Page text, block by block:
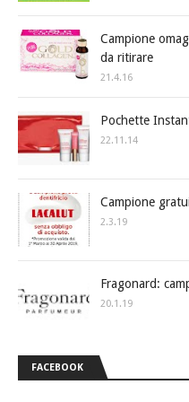
Campione
da ritirare
21.4.16
Pochette
22.11.14
Campione
2.3.19
Fragonard:
20.1.19
FACEBOOK